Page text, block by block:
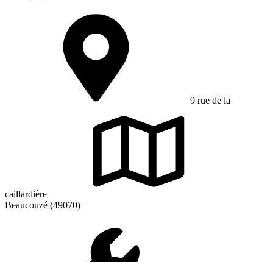
9 rue de la
caillardière
Beaucouzé (49070)